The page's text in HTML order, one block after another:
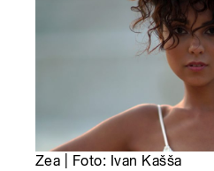
Zea | Foto: Ivan Kašša